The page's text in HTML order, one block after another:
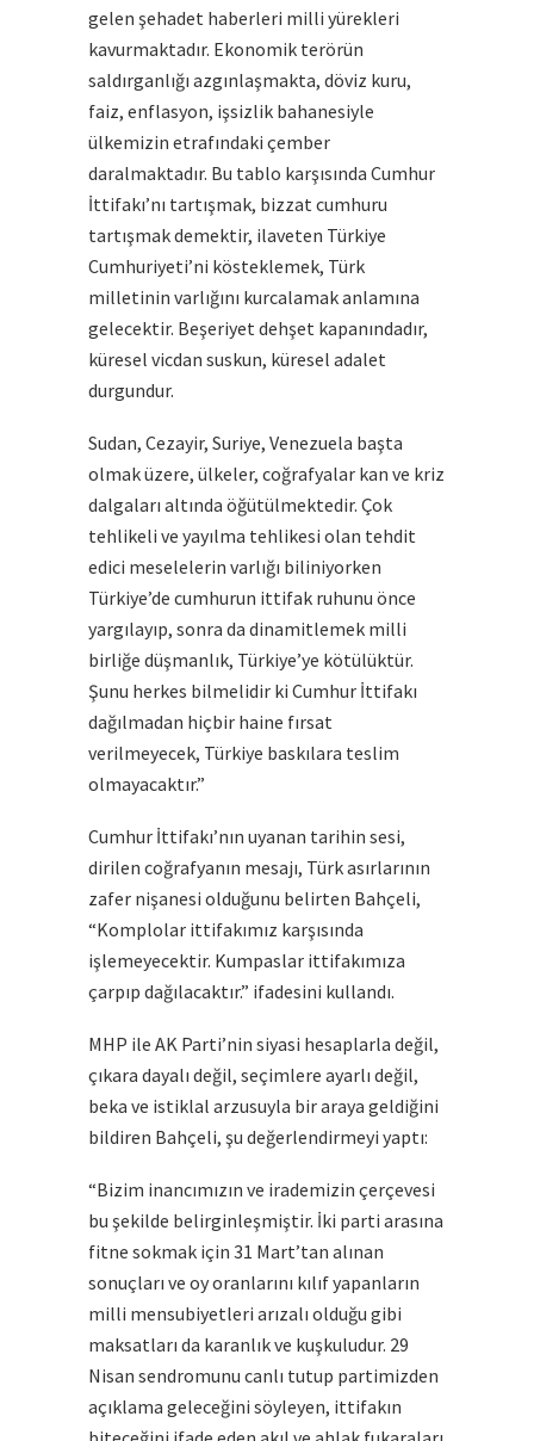
gelen şehadet haberleri milli yürekleri
kavurmaktadır. Ekonomik terörün
saldırganlığı azgınlaşmakta, döviz kuru,
faiz, enflasyon, işsizlik bahanesiyle
ülkemizin etrafındaki çember
daralmaktadır. Bu tablo karşısında Cumhur
İttifakı’nı tartışmak, bizzat cumhuru
tartışmak demektir, ilaveten Türkiye
Cumhuriyeti’ni kösteklemek, Türk
milletinin varlığını kurcalamak anlamına
gelecektir. Beşeriyet dehşet kapanındadır,
küresel vicdan suskun, küresel adalet
durgundur.
Sudan, Cezayir, Suriye, Venezuela başta
olmak üzere, ülkeler, coğrafyalar kan ve kriz
dalgaları altında öğütülmektedir. Çok
tehlikeli ve yayılma tehlikesi olan tehdit
edici meselelerin varlığı biliniyorken
Türkiye’de cumhurun ittifak ruhunu önce
yargılayıp, sonra da dinamitlemek milli
birliğe düşmanlık, Türkiye’ye kötülüktür.
Şunu herkes bilmelidir ki Cumhur İttifakı
dağılmadan hiçbir haine fırsat
verilmeyecek, Türkiye baskılara teslim
olmayacaktır.”
Cumhur İttifakı’nın uyanan tarihin sesi,
dirilen coğrafyanın mesajı, Türk asırlarının
zafer nişanesi olduğunu belirten Bahçeli,
“Komplolar ittifakımız karşısında
işlemeyecektir. Kumpaslar ittifakımıza
çarpıp dağılacaktır.” ifadesini kullandı.
MHP ile AK Parti’nin siyasi hesaplarla değil,
çıkara dayalı değil, seçimlere ayarlı değil,
beka ve istiklal arzusuyla bir araya geldiğini
bildiren Bahçeli, şu değerlendirmeyi yaptı:
“Bizim inancımızın ve irademizin çerçevesi
bu şekilde belirginleşmiştir. İki parti arasına
fitne sokmak için 31 Mart’tan alınan
sonuçları ve oy oranlarını kılıf yapanların
milli mensubiyetleri arızalı olduğu gibi
maksatları da karanlık ve kuşkuludur. 29
Nisan sendromunu canlı tutup partimizden
açıklama geleceğini söyleyen, ittifakın